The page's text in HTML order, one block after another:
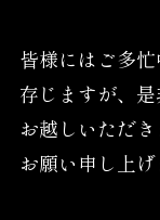
皆様にはご多
存じますが、是
お越しいただき
お願い申し上げ